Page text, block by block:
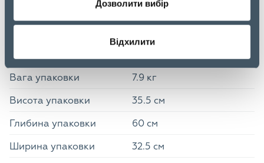
Дозволити вибір
Відхилити
системи опису (HS)
Розмір упаковки
Вага упаковки
7.9 кг
Висота упаковки
35.5 см
Глибина упаковки
60 см
Ширина упаковки
32.5 см